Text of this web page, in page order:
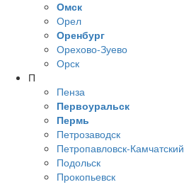
Омск
Орел
Оренбург
Орехово-Зуево
Орск
П
Пенза
Первоуральск
Пермь
Петрозаводск
Петропавловск-Камчатский
Подольск
Прокопьевск